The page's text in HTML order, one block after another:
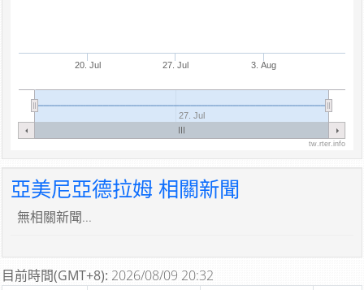
20. Jul 27. Jul 3. Aug
27. Jul
tw.rter.info
亞美尼亞德拉姆 相關新聞
無相關新聞...
目前時間(GMT+8): 2026/08/09 20:32